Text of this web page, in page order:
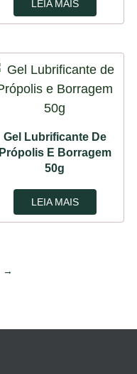
LEIA MAIS
Gel Lubrificante De
Própolis E Borragem
50g
LEIA MAIS
→